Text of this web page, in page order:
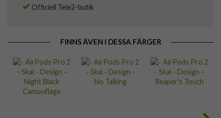
Officiell Tele2-butik
FINNS ÄVEN I DESSA FÄRGER